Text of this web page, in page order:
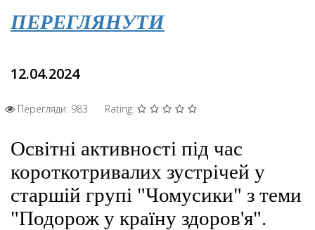
ПЕРЕГЛЯНУТИ
12.04.2024
Перегляди: 983 Rating:
Освітні активності під час
короткотривалих зустрічей у
старшій групі "Чомусики" з теми
"Подорож у країну здоров'я".